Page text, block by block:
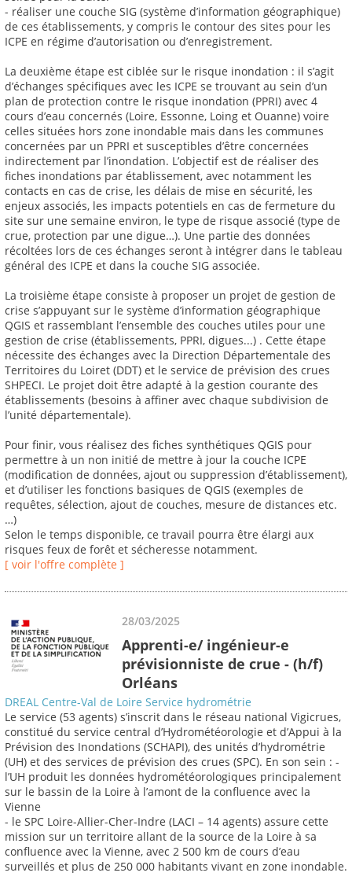
- réaliser une couche SIG (système d’information géographique)
de ces établissements, y compris le contour des sites pour les
ICPE en régime d’autorisation ou d’enregistrement.
La deuxième étape est ciblée sur le risque inondation : il s’agit
d’échanges spécifiques avec les ICPE se trouvant au sein d’un
plan de protection contre le risque inondation (PPRI) avec 4
cours d’eau concernés (Loire, Essonne, Loing et Ouanne) voire
celles situées hors zone inondable mais dans les communes
concernées par un PPRI et susceptibles d’être concernées
indirectement par l’inondation. L’objectif est de réaliser des
fiches inondations par établissement, avec notamment les
contacts en cas de crise, les délais de mise en sécurité, les
enjeux associés, les impacts potentiels en cas de fermeture du
site sur une semaine environ, le type de risque associé (type de
crue, protection par une digue…). Une partie des données
récoltées lors de ces échanges seront à intégrer dans le tableau
général des ICPE et dans la couche SIG associée.
La troisième étape consiste à proposer un projet de gestion de
crise s’appuyant sur le système d’information géographique
QGIS et rassemblant l’ensemble des couches utiles pour une
gestion de crise (établissements, PPRI, digues...) . Cette étape
nécessite des échanges avec la Direction Départementale des
Territoires du Loiret (DDT) et le service de prévision des crues
SHPECI. Le projet doit être adapté à la gestion courante des
établissements (besoins à affiner avec chaque subdivision de
l’unité départementale).
Pour finir, vous réalisez des fiches synthétiques QGIS pour
permettre à un non initié de mettre à jour la couche ICPE
(modification de données, ajout ou suppression d’établissement),
et d’utiliser les fonctions basiques de QGIS (exemples de
requêtes, sélection, ajout de couches, mesure de distances etc.
…)
Selon le temps disponible, ce travail pourra être élargi aux
risques feux de forêt et sécheresse notamment.
[ voir l'offre complète ]
28/03/2025
Apprenti-e/ ingénieur-e
prévisionniste de crue - (h/f)
Orléans
DREAL Centre-Val de Loire Service hydrométrie
Le service (53 agents) s’inscrit dans le réseau national Vigicrues,
constitué du service central d’Hydrométéorologie et d’Appui à la
Prévision des Inondations (SCHAPI), des unités d’hydrométrie
(UH) et des services de prévision des crues (SPC). En son sein : -
l’UH produit les données hydrométéorologiques principalement
sur le bassin de la Loire à l’amont de la confluence avec la
Vienne
- le SPC Loire-Allier-Cher-Indre (LACI – 14 agents) assure cette
mission sur un territoire allant de la source de la Loire à sa
confluence avec la Vienne, avec 2 500 km de cours d’eau
surveillés et plus de 250 000 habitants vivant en zone inondable.